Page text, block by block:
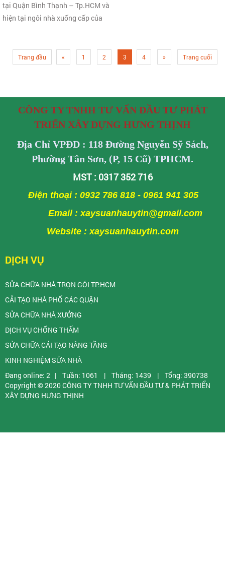
tại Quận Bình Thạnh – Tp.HCM và
hiện tại ngôi nhà xuống cấp của
Trang đầu « 1 2 3 4 » Trang cuối
CÔNG TY TNHH TƯ VẤN ĐẦU TƯ PHÁT
TRIỂN XÂY DỰNG HƯNG THỊNH
Địa Chỉ VPĐD : 118 Đường Nguyễn Sỹ Sách,
Phường Tân Sơn, (P, 15 Cũ) TPHCM.
MST : 0317 352 716
Điện thoại : 0932 786 818 - 0961 941 305
Email : xaysuanhauytin@gmail.com
Website : xaysuanhauytin.com
DỊCH VỤ
SỬA CHỮA NHÀ TRỌN GÓI TP.HCM
CẢI TẠO NHÀ PHỐ CÁC QUẬN
SỬA CHỮA NHÀ XƯỞNG
DỊCH VỤ CHỐNG THẤM
SỬA CHỮA CẢI TẠO NÂNG TẦNG
KINH NGHIỆM SỬA NHÀ
Đang online: 2 | Tuần: 1061 | Tháng: 1439 | Tổng: 390738
Copyright © 2020CÔNG TY TNHH TƯ VẤN ĐẦU TƯ & PHÁT TRIỂN
XÂY DỰNG HƯNG THỊNH